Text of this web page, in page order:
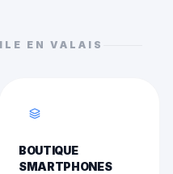
EN VALAIS
BOUTIQUE
SMARTPHONES